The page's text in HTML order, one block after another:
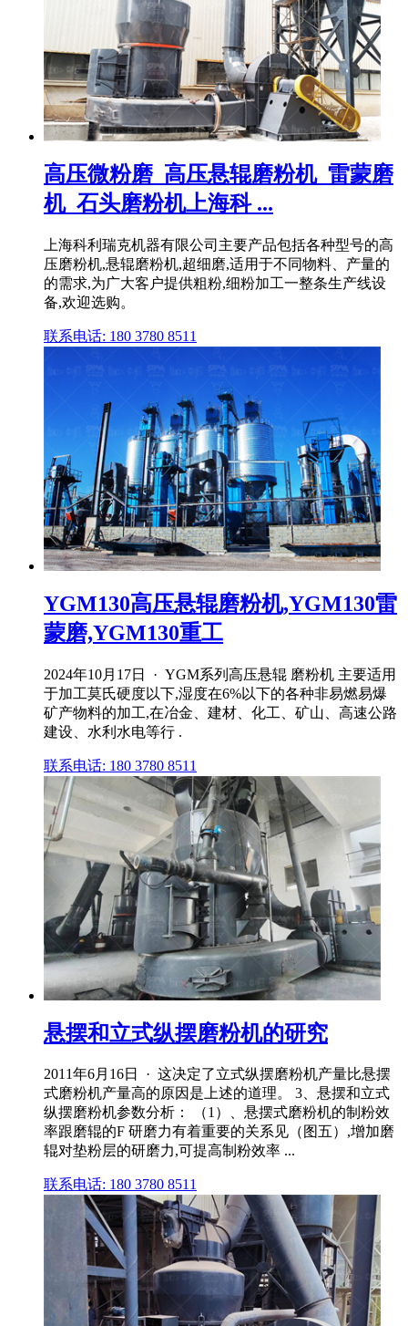
高压微粉磨_高压悬辊磨粉机_雷蒙磨
机_石头磨粉机上海科 ...
上海科利瑞克机器有限公司主要产品包括各种型号的高
压磨粉机,悬辊磨粉机,超细磨,适用于不同物料、产量的
的需求,为广大客户提供粗粉,细粉加工一整条生产线设
备,欢迎选购。
联系电话: 180 3780 8511
YGM130高压悬辊磨粉机,YGM130雷
蒙磨,YGM130重工
2024年10月17日 · YGM系列高压悬辊 磨粉机 主要适用
于加工莫氏硬度以下,湿度在6%以下的各种非易燃易爆
矿产物料的加工,在冶金、建材、化工、矿山、高速公路
建设、水利水电等行 .
联系电话: 180 3780 8511
悬摆和立式纵摆磨粉机的研究
2011年6月16日 · 这决定了立式纵摆磨粉机产量比悬摆
式磨粉机产量高的原因是上述的道理。 3、悬摆和立式
纵摆磨粉机参数分析： （1）、悬摆式磨粉机的制粉效
率跟磨辊的F 研磨力有着重要的关系见（图五）,增加磨
辊对垫粉层的研磨力,可提高制粉效率 ...
联系电话: 180 3780 8511